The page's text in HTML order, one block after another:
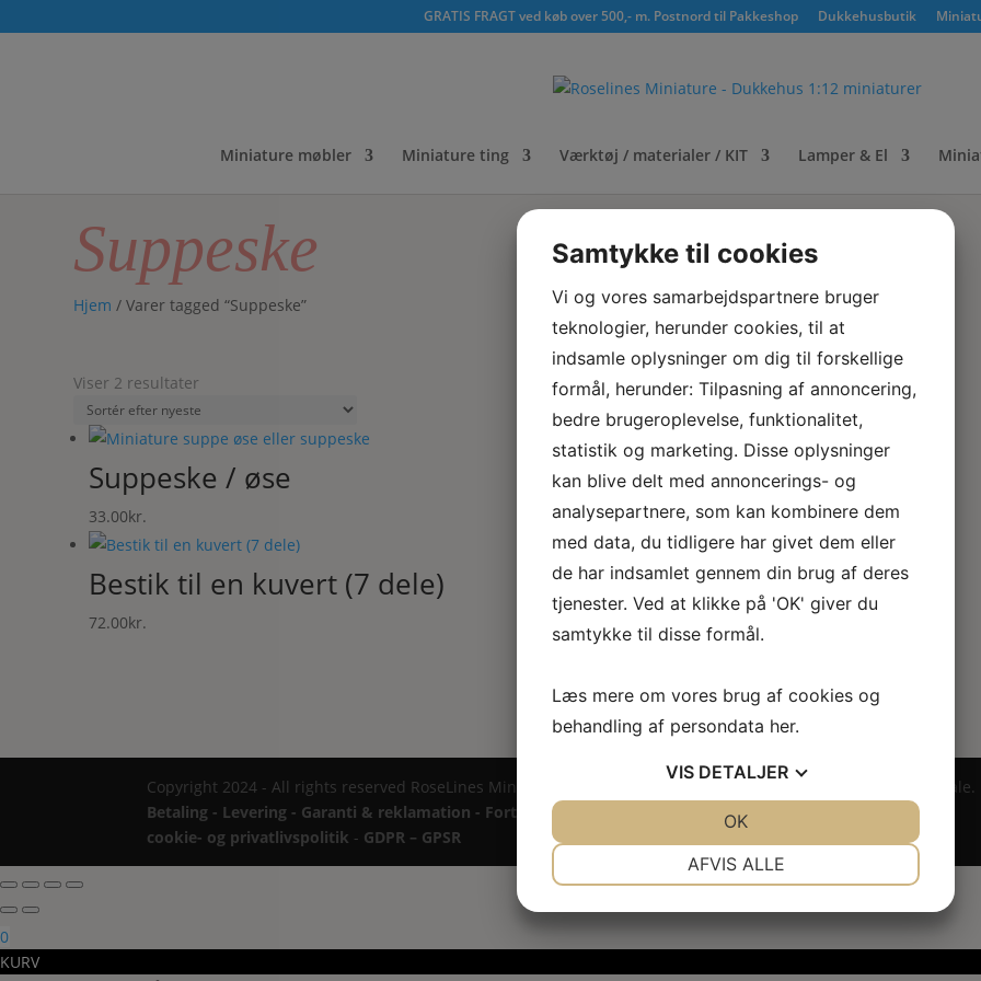
GRATIS FRAGT ved køb over 500,- m. Postnord til Pakkeshop Dukkehusbutik
Miniature møbler Miniature ting Værktøj / materialer / KIT Lamper & El
Suppeske
Hjem / Varer tagged “Suppeske”
Viser 2 resultater
efter
seneste
Suppeske / øse
33.00kr.
Bestik til en kuvert (7 dele)
72.00kr.
Copyright 2024 - All rights reserved RoseLines Miniature ® på design, brandnavn, logo, tekst og billedemateriale.
Betaling - Levering - Garanti & reklamation - Fortrydelsesret
cookie- og privatlivspolitik - GDPR – GPSR
0
KURV
Samtykke til cookies
Vi og vores samarbejdspartnere bruger
teknologier, herunder cookies, til at
indsamle oplysninger om dig til forskellige
formål, herunder: Tilpasning af annoncering,
bedre brugeroplevelse, funktionalitet,
statistik og marketing. Disse oplysninger
kan blive delt med annoncerings- og
analysepartnere, som kan kombinere dem
med data, du tidligere har givet dem eller
de har indsamlet gennem din brug af deres
tjenester. Ved at klikke på 'OK' giver du
samtykke til disse formål.
Læs mere om vores brug af cookies og
behandling af persondata her.
VIS DETALJER
AFVIS ALLE
OK